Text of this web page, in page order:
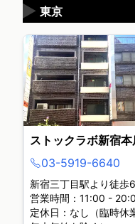
東京
▶
ストックラボ新宿本
03-5919-6640
新宿三丁目駅より徒歩
営業時間：11:00 -
定休日：なし（臨時休